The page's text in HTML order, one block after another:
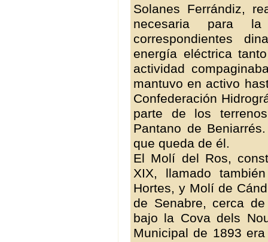
Solanes Ferrándiz,
necesaria para
correspondientes
energía eléctrica
actividad
mantuvo en activo
Confederación
parte de los
Pantano de
que queda de él.
El Molí del Ros,
XIX, llamado
Hortes, y Molí de
de Senabre, cerca
bajo la Cova dels
Municipal de 1893